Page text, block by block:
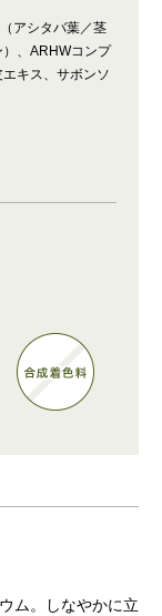
アシタバ葉／茎
、ARHWコンプ
キス、サボンソ
ム。しなやかに立